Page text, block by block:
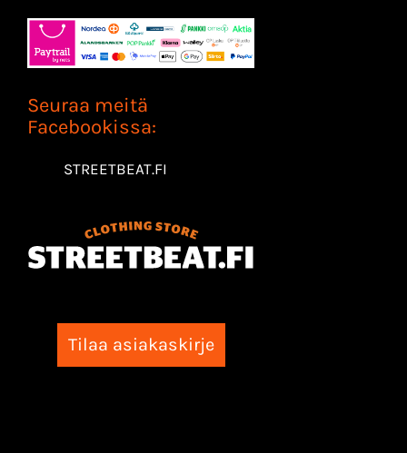
Seuraa meitä
Facebookissa:
STREETBEAT.FI